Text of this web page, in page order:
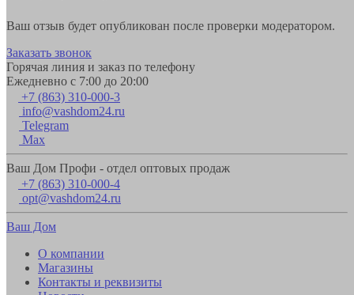
Ваш отзыв будет опубликован после проверки модератором.
Заказать звонок
Горячая линия и заказ по телефону
Ежедневно с 7:00 до 20:00
+7 (863) 310-000-3
info@vashdom24.ru
Telegram
Max
Ваш Дом Профи - отдел оптовых продаж
+7 (863) 310-000-4
opt@vashdom24.ru
Ваш Дом
О компании
Магазины
Контакты и реквизиты